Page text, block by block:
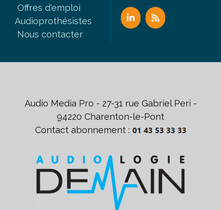
Offres d'emploi
Audioprothésistes
Nous contacter
Audio Media Pro - 27-31 rue Gabriel Peri -
94220 Charenton-le-Pont
Contact abonnement :